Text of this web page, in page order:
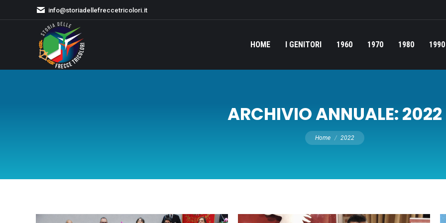
info@storiadellefreccetricolori.it
HOME I GENITORI 1960 1970 1980 1990
ARCHIVIO ANNUALE:2022
Tu sei qui:
Home 2022